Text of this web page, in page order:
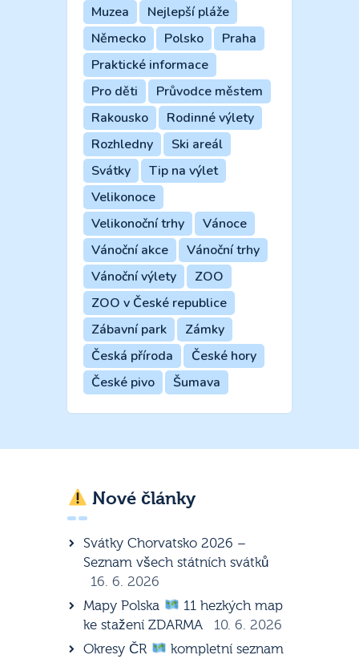
Muzea
Nejlepší pláže
Německo
Polsko
Praha
Praktické informace
Pro děti
Průvodce městem
Rakousko
Rodinné výlety
Rozhledny
Ski areál
Svátky
Tip na výlet
Velikonoce
Velikonoční trhy
Vánoce
Vánoční akce
Vánoční trhy
Vánoční výlety
ZOO
ZOO v České republice
Zábavní park
Zámky
Česká příroda
České hory
České pivo
Šumava
Nové články
Svátky Chorvatsko 2026 –
Seznam všech státních svátků
16. 6. 2026
Mapy Polska
11 hezkých map
ke stažení ZDARMA
10. 6. 2026
Okresy ČR
kompletní seznam